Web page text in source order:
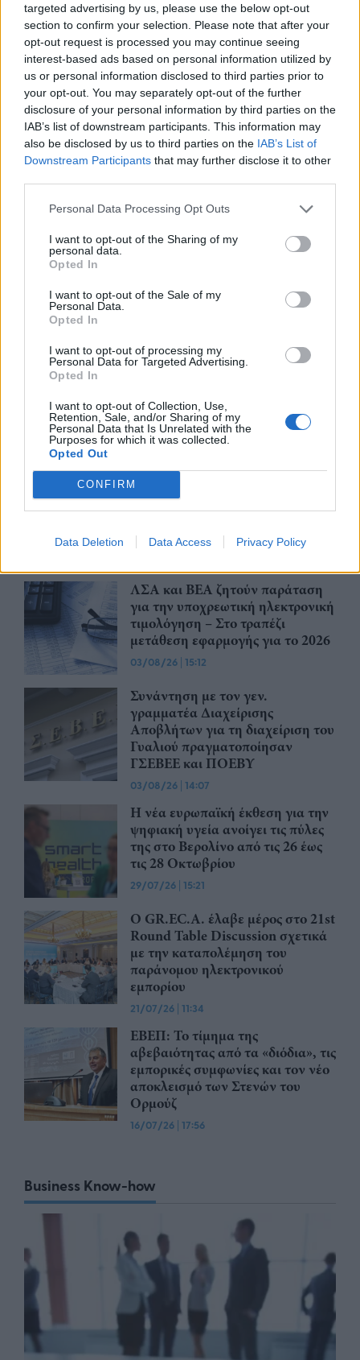
targeted advertising by us, please use the below opt-out
section to confirm your selection. Please note that after your
opt-out request is processed you may continue seeing
interest-based ads based on personal information utilized by
us or personal information disclosed to third parties prior to
your opt-out. You may separately opt-out of the further
disclosure of your personal information by third parties on the
IAB’s list of downstream participants. This information may
also be disclosed by us to third parties on the IAB’s List of
Downstream Participants that may further disclose it to other
Personal Data Processing Opt Outs
I want to opt-out of the Sharing of my
personal data.
Opted In
I want to opt-out of the Sale of my
Personal Data.
Opted In
I want to opt-out of processing my
Personal Data for Targeted Advertising.
Opted In
I want to opt-out of Collection, Use,
Retention, Sale, and/or Sharing of my
Personal Data that Is Unrelated with the
Purposes for which it was collected.
Opted Out
CONFIRM
Data Deletion Data Access Privacy Policy
TP Greece: Πώς διαμορφώνεται το
μέλλον του Insurance στην εποχή του AI
Η
Advertorial
Περισσότερα από το
πυρόπληκτους - Θα λάβουν μέτρα
Παράταση στην υποχρεωτική
παρόχου ζητούν Βιοτεχνικό
Επιμελητήριο Αθήνας -
Λογιστικός Σύλλογος Αθηνών
Ένωση Ελληνικών Τραπεζών:
Οικονομική ενίσχυση και
διαγραφή χρεών στις οικογένειες
των θυμάτων από τις φωτιές
ΛΣΑ και ΒΕΑ ζητούν παράταση
για την υποχρεωτική ηλεκτρονική
τιμολόγηση – Στο τραπέζι
μετάθεση εφαρμογής για το 2026
03/08/26 | 15:12
Συνάντηση με τον γεν.
γραμματέα Διαχείρισης
Αποβλήτων για τη διαχείριση του
Γυαλιού πραγματοποίησαν
ΓΣΕΒΕΕ και ΠΟΕΒΥ
03/08/26 | 14:07
Η νέα ευρωπαϊκή έκθεση για την
ψηφιακή υγεία ανοίγει τις πύλες
της στο Βερολίνο από τις 26 έως
τις 28 Οκτωβρίου
29/07/26 | 15:21
Ο GR.EC.A. έλαβε μέρος στο 21st
Round Table Discussion σχετικά
με την καταπολέμηση του
παράνομου ηλεκτρονικού
εμπορίου
21/07/26 | 11:34
ΕΒΕΠ: Το τίμημα της
αβεβαιότητας από τα «διόδια», τις
εμπορικές συμφωνίες και τον νέο
αποκλεισμό των Στενών του
Ορμούζ
16/07/26 | 17:56
Business Know-how